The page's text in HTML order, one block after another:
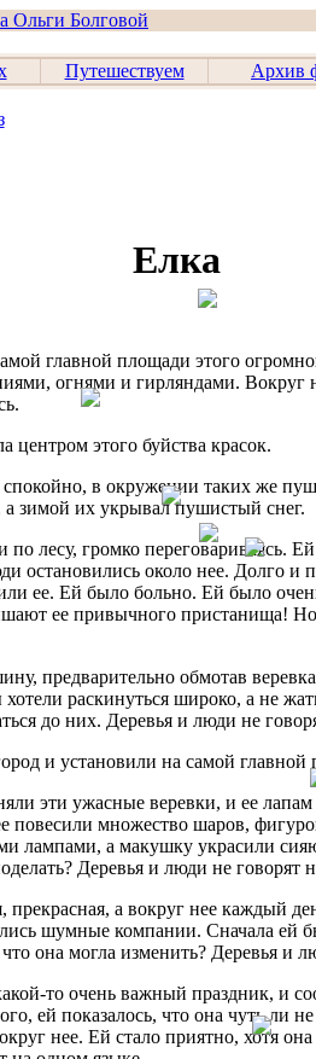
Путешествуем Архив
Елка
главной площади этого
огнями и гирляндами. Вокруг
центром этого буйства красок.
спокойно, в окружении таких же
а зимой их укрывал пушистый снег.
лесу, громко переговариваясь.
около нее. Долго и
ее. Ей было больно. Ей было
ее привычного пристанища! Но
предварительно обмотав
раскинуться широко, а не
до них. Деревья и люди не
и установили на самой главной
эти ужасные веревки, и ее
повесили множество шаров,
лампами, а макушку украсили
Деревья и люди не говорят
прекрасная, а вокруг нее каждый
шумные компании. Сначала ей
она могла изменить? Деревья и
то очень важный праздник, и
ей показалось, что она чуть ли
нее. Ей стало приятно, хотя